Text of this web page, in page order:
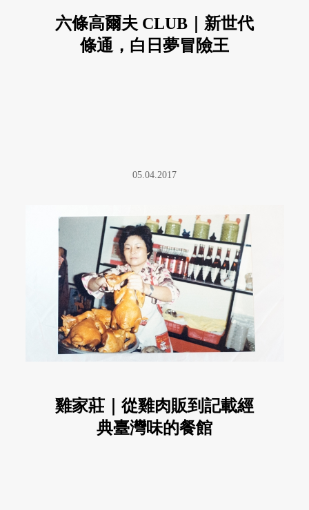
六條高爾夫 CLUB｜新世代
條通，白日夢冒險王
05.04.2017
雞家莊｜從雞肉販到記載經
典臺灣味的餐館